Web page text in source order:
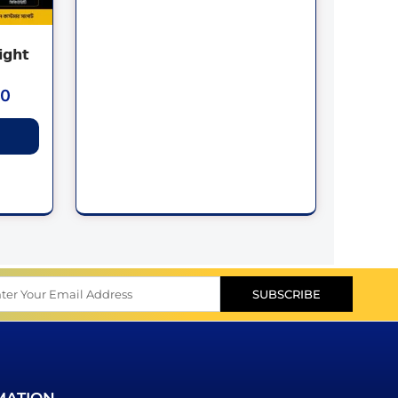
SUBSCRIBE